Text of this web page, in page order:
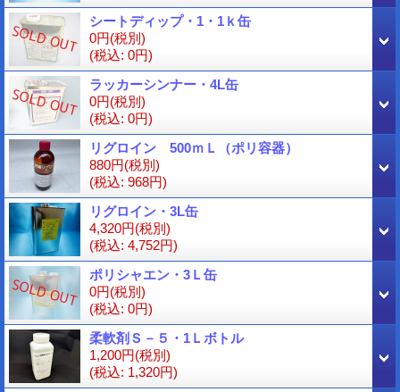
シートディップ・1・1ｋ缶
0円(税別)
(税込: 0円)
ラッカーシンナー・4L缶
0円(税別)
(税込: 0円)
リグロイン 500ｍＬ（ポリ容器）
880円(税別)
(税込: 968円)
リグロイン・3L缶
4,320円(税別)
(税込: 4,752円)
ポリシャエン・3Ｌ缶
0円(税別)
(税込: 0円)
柔軟剤Ｓ－５・1Ｌボトル
1,200円(税別)
(税込: 1,320円)